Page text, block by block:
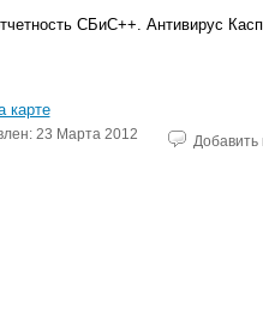
СБиС++. Антивирус
карте
23 Марта 2012 Добавить